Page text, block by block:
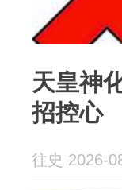
天皇神
招控心
往史 2026-